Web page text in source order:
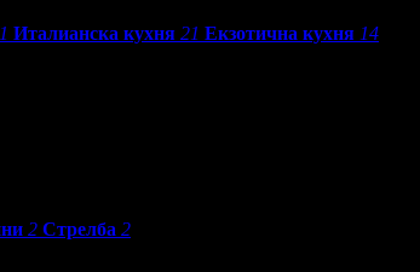
Италианска кухня 21 Екзотична кухня 14
2 Стрелба 2